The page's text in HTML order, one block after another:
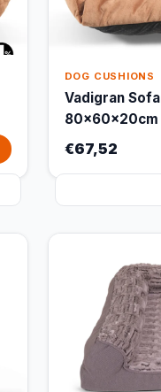
DOG CUSHIONS
Vadigran
80x60x20cm
€67,52